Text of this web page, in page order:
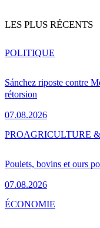
LES PLUS RÉCENTS
Sánchez riposte contre
rétorsion
07.08.2026
POLITIQUE
Poulets, bovins et ours
07.08.2026
PROAGRICULTURE
ÉCONOMIE